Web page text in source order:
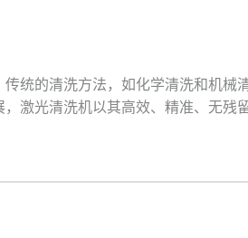
统的清洗方法，如化学清洗和机械
激光清洗机以其高效、精准、无残